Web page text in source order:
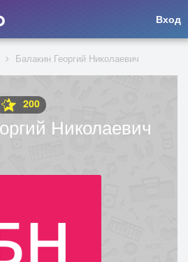
Вход
Балакин Георгий Николаевич
200
Николаевич